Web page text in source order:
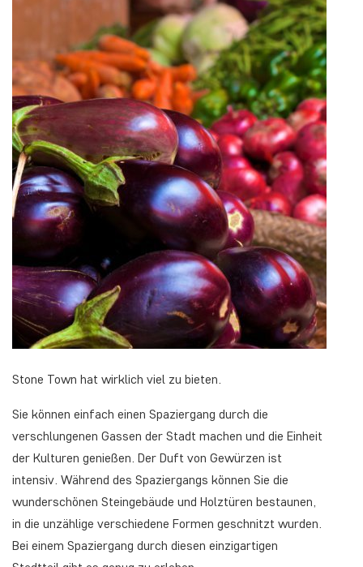
Stone Town hat wirklich viel zu bieten.
Sie können einfach einen Spaziergang durch die
verschlungenen Gassen der Stadt machen und die Einheit
der Kulturen genießen. Der Duft von Gewürzen ist
intensiv. Während des Spaziergangs können Sie die
wunderschönen Steingebäude und Holztüren bestaunen,
in die unzählige verschiedene Formen geschnitzt wurden.
Bei einem Spaziergang durch diesen einzigartigen